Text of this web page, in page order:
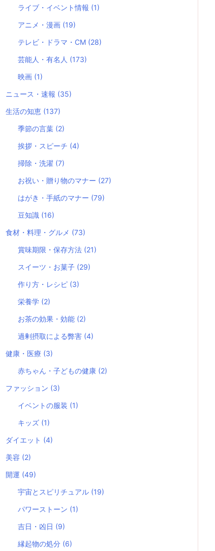
ライブ・イベント情報 (1)
アニメ・漫画 (19)
テレビ・ドラマ・CM (28)
芸能人・有名人 (173)
映画 (1)
ニュース・速報 (35)
生活の知恵 (137)
季節の言葉 (2)
挨拶・スピーチ (4)
掃除・洗濯 (7)
お祝い・贈り物のマナー (27)
はがき・手紙のマナー (79)
豆知識 (16)
食材・料理・グルメ (73)
賞味期限・保存方法 (21)
スイーツ・お菓子 (29)
作り方・レシピ (3)
栄養学 (2)
お茶の効果・効能 (2)
過剰摂取による弊害 (4)
健康・医療 (3)
赤ちゃん・子どもの健康 (2)
ファッション (3)
イベントの服装 (1)
キッズ (1)
ダイエット (4)
美容 (2)
開運 (49)
宇宙とスピリチュアル (19)
パワーストーン (1)
吉日・凶日 (9)
縁起物の処分 (6)